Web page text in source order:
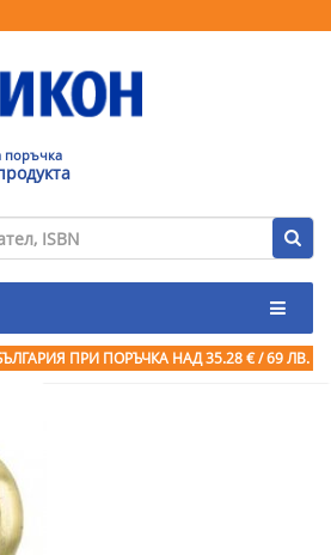
поръчка
ПРИ ПОРЪЧКА НАД 35.28 € / 69 ЛВ.